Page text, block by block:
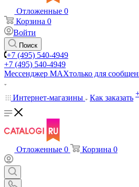
Отложенные 0
Корзина 0
Войти
Поиск
+7 (495) 540-4949
+7 (495) 540-4949
Мессенджер МАХтолько для
Интернет-магазины Как заказать
Отложенные 0 Корзина 0